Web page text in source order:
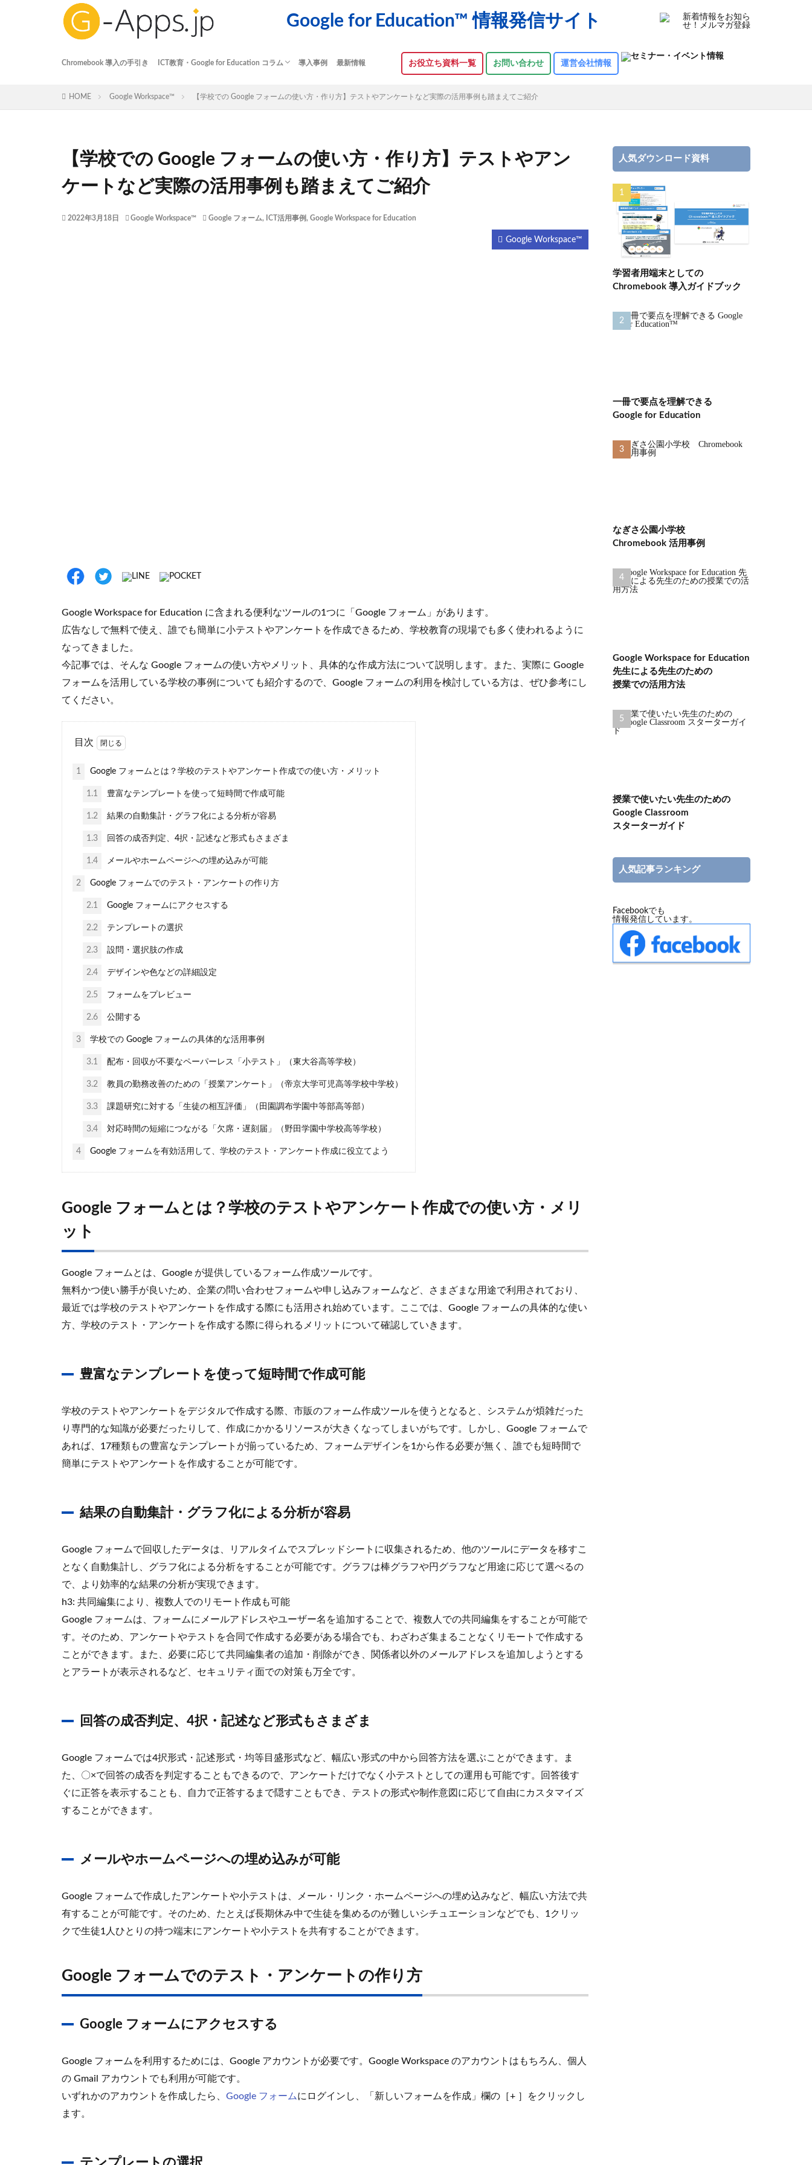
Google for Education™ 情報発信サイト
Chromebook 導入の手引き ICT教育・Google for Education コラム 導入事例 最新情報 お役立ち資料⼀覧 お問い合わせ 運営会社情報
HOME Google Workspace™ 【学校での Google フォームの使い方・作り方】テストやアンケートなど実際の活用事例も踏まえてご紹介
【学校での Google フォームの使い方・作り方】テストやアン
ケートなど実際の活用事例も踏まえてご紹介
2022年3月18日 Google Workspace™ Google フォーム, ICT活用事例, Google Workspace for Education
Google Workspace™
Google Workspace for Education に含まれる便利なツールの1つに「Google フォーム」があります。
広告なしで無料で使え、誰でも簡単に小テストやアンケートを作成できるため、学校教育の現場でも多く使われるように
なってきました。
今記事では、そんな Google フォームの使い方やメリット、具体的な作成方法について説明します。また、実際に Google
フォームを活用している学校の事例についても紹介するので、Google フォームの利用を検討している方は、ぜひ参考にし
てください。
目次
1 Google フォームとは？学校のテストやアンケート作成での使い方・メリット
1.1 豊富なテンプレートを使って短時間で作成可能
1.2 結果の自動集計・グラフ化による分析が容易
1.3 回答の成否判定、4択・記述など形式もさまざま
1.4 メールやホームページへの埋め込みが可能
2 Google フォームでのテスト・アンケートの作り方
2.1 Google フォームにアクセスする
2.2 テンプレートの選択
2.3 設問・選択肢の作成
2.4 デザインや色などの詳細設定
2.5 フォームをプレビュー
2.6 公開する
3 学校での Google フォームの具体的な活用事例
3.1 配布・回収が不要なペーパーレス「小テスト」（東大谷高等学校）
3.2 教員の勤務改善のための「授業アンケート」（帝京大学可児高等学校中学校）
3.3 課題研究に対する「生徒の相互評価」（田園調布学園中等部高等部）
3.4 対応時間の短縮につながる「欠席・遅刻届」（野田学園中学校高等学校）
4 Google フォームを有効活用して、学校のテスト・アンケート作成に役立てよう
Google フォームとは？学校のテストやアンケート作成での使い方・メリ
ット
Google フォームとは、Google が提供しているフォーム作成ツールです。
無料かつ使い勝手が良いため、企業の問い合わせフォームや申し込みフォームなど、さまざまな用途で利用されており、
最近では学校のテストやアンケートを作成する際にも活用され始めています。ここでは、Google フォームの具体的な使い
方、学校のテスト・アンケートを作成する際に得られるメリットについて確認していきます。
豊富なテンプレートを使って短時間で作成可能
学校のテストやアンケートをデジタルで作成する際、市販のフォーム作成ツールを使うとなると、システムが煩雑だった
り専門的な知識が必要だったりして、作成にかかるリソースが大きくなってしまいがちです。しかし、Google フォームで
あれば、17種類もの豊富なテンプレートが揃っているため、フォームデザインを1から作る必要が無く、誰でも短時間で
簡単にテストやアンケートを作成することが可能です。
結果の自動集計・グラフ化による分析が容易
Google フォームで回収したデータは、リアルタイムでスプレッドシートに収集されるため、他のツールにデータを移すこ
となく自動集計し、グラフ化による分析をすることが可能です。グラフは棒グラフや円グラフなど用途に応じて選べるの
で、より効率的な結果の分析が実現できます。
h3: 共同編集により、複数人でのリモート作成も可能
Google フォームは、フォームにメールアドレスやユーザー名を追加することで、複数人での共同編集をすることが可能で
す。そのため、アンケートやテストを合同で作成する必要がある場合でも、わざわざ集まることなくリモートで作成する
ことができます。また、必要に応じて共同編集者の追加・削除ができ、関係者以外のメールアドレスを追加しようとする
とアラートが表示されるなど、セキュリティ面での対策も万全です。
回答の成否判定、4択・記述など形式もさまざま
Google フォームでは4択形式・記述形式・均等目盛形式など、幅広い形式の中から回答方法を選ぶことができます。ま
た、〇×で回答の成否を判定することもできるので、アンケートだけでなく小テストとしての運用も可能です。回答後す
ぐに正答を表示することも、自力で正答するまで隠すこともでき、テストの形式や制作意図に応じて自由にカスタマイズ
することができます。
メールやホームページへの埋め込みが可能
Google フォームで作成したアンケートや小テストは、メール・リンク・ホームページへの埋め込みなど、幅広い方法で共
有することが可能です。そのため、たとえば長期休み中で生徒を集めるのが難しいシチュエーションなどでも、1クリッ
クで生徒1人ひとりの持つ端末にアンケートや小テストを共有することができます。
Google フォームでのテスト・アンケートの作り方
Google フォームにアクセスする
Google フォームを利用するためには、Google アカウントが必要です。Google Workspace のアカウントはもちろん、個人
の Gmail アカウントでも利用が可能です。
いずれかのアカウントを作成したら、 Google フォームにログインし、「新しいフォームを作成」欄の［+ ］をクリックし
ます。
テンプレートの選択
人気ダウンロード資料
学習者用端末としての
Chromebook 導入ガイドブック
一冊で要点を理解できる
Google for Education
なぎさ公園小学校
Chromebook 活用事例
Google Workspace for Education
先生による先生のための
授業での活用方法
授業で使いたい先生のための
Google Classroom
スターターガイド
人気記事ランキング
Facebookでも
情報発信しています。